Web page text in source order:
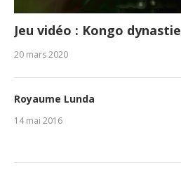
Jeu vidéo : Kongo dynastie
20 mars 2020
Royaume Lunda
14 mai 2016